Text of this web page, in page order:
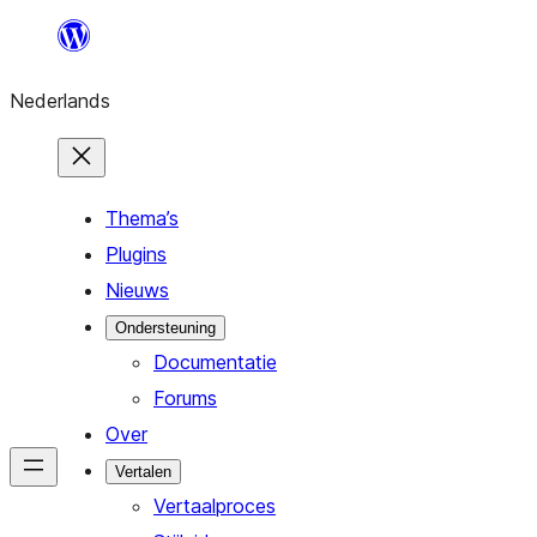
de
inhoud
Nederlands
Thema’s
Plugins
Nieuws
Ondersteuning
Documentatie
Forums
Over
Vertalen
Vertaalproces